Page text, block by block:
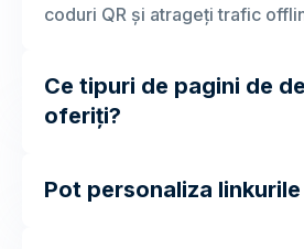
coduri QR și atrageți trafic
Ce tipuri de pagini de
oferiți?
Pot personaliza